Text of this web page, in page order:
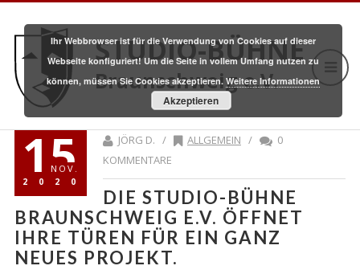
STUDIO-BÜHNE
Braunschweig e.V.
15
NOV.
2020
JÖRG D. / ALLGEMEIN /
0
KOMMENTARE
DIE STUDIO-BÜHNE
BRAUNSCHWEIG E.V. ÖFFNET
IHRE TÜREN FÜR EIN GANZ
NEUES PROJEKT.
Ihr Webbrowser ist für die Verwendung von Cookies auf dieser
Webseite konfiguriert! Um die Seite in vollem Umfang nutzen zu
können, müssen Sie Cookies akzeptieren. Weitere Informationen
Akzeptieren